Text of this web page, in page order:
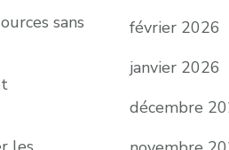
sans
février 2026
janvier 2026
décembre